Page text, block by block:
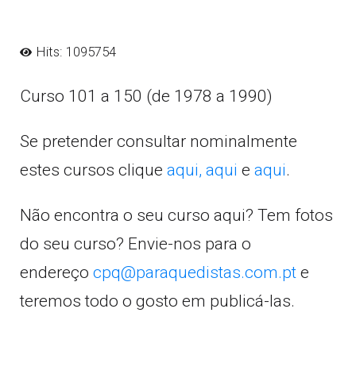
Hits: 1095754
Curso 101 a 150 (de 1978 a 1990)
Se pretender consultar nominalmente
estes cursos clique aqui, aqui e aqui.
Não encontra o seu curso aqui? Tem fotos
do seu curso? Envie-nos para o
endereço cpq@paraquedistas.com.pt e
teremos todo o gosto em publicá-las.